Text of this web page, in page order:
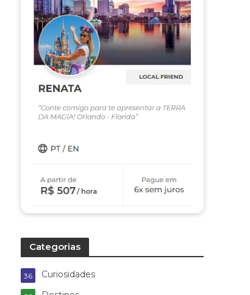
Categorias
Curiosidades
36